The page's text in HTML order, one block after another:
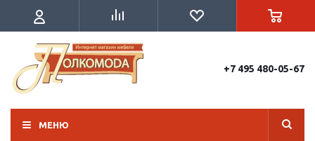
+7 495 480-05-67
МЕНЮ